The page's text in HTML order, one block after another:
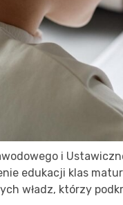
i
edukacji klas
władz, którzy